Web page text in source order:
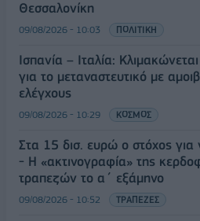
Θεσσαλονίκη
09/08/2026 - 10:03 ΠΟΛΙΤΙΚΗ
Ισπανία – Ιταλία:
για το μεταναστευτικό με
ελέγχους
09/08/2026 - 10:29 ΚΟΣΜΟΣ
Στα 15 δισ. ευρώ ο στόχος
- Η «ακτινογραφία» της
τραπεζών το α΄ εξάμηνο
09/08/2026 - 10:52 ΤΡΑΠΕΖΕΣ